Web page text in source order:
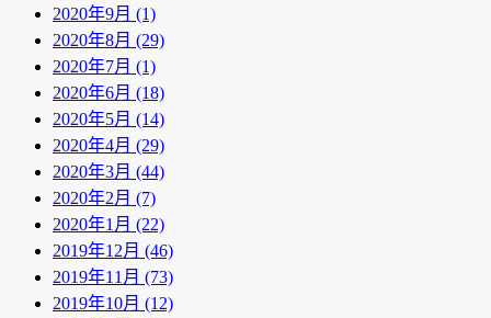
2020年9月 (1)
2020年8月 (29)
2020年7月 (1)
2020年6月 (18)
2020年5月 (14)
2020年4月 (29)
2020年3月 (44)
2020年2月 (7)
2020年1月 (22)
2019年12月 (46)
2019年11月 (73)
2019年10月 (12)